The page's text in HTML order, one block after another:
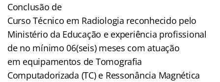
Conclusão de
Curso Técnico em Radiologia reconhecido pelo
Ministério da Educação e experiência profissional
de no mínimo 06(seis) meses com atuação
em equipamentos de Tomografia
Computadorizada (TC) e Ressonância Magnética